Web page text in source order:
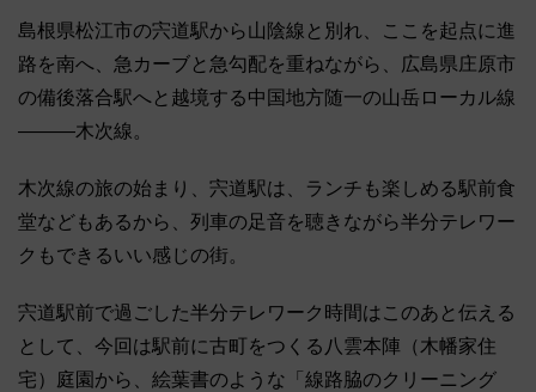
島根県松江市の宍道駅から山陰線と別れ、ここを起点に進
路を南へ、急カーブと急勾配を重ねながら、広島県庄原市
の備後落合駅へと越境する中国地方随一の山岳ローカル線
―――木次線。
木次線の旅の始まり、宍道駅は、ランチも楽しめる駅前食
堂などもあるから、列車の足音を聴きながら半分テレワー
クもできるいい感じの街。
宍道駅前で過ごした半分テレワーク時間はこのあと伝える
として、今回は駅前に古町をつくる八雲本陣（木幡家住
宅）庭園から、絵葉書のような「線路脇のクリーニング